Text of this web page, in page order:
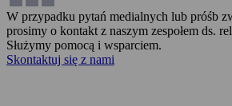
W przypadku pytań medialnych lub próśb
prosimy o kontakt z naszym zespołem ds.
Służymy pomocą i wsparciem.
Skontaktuj się z nami